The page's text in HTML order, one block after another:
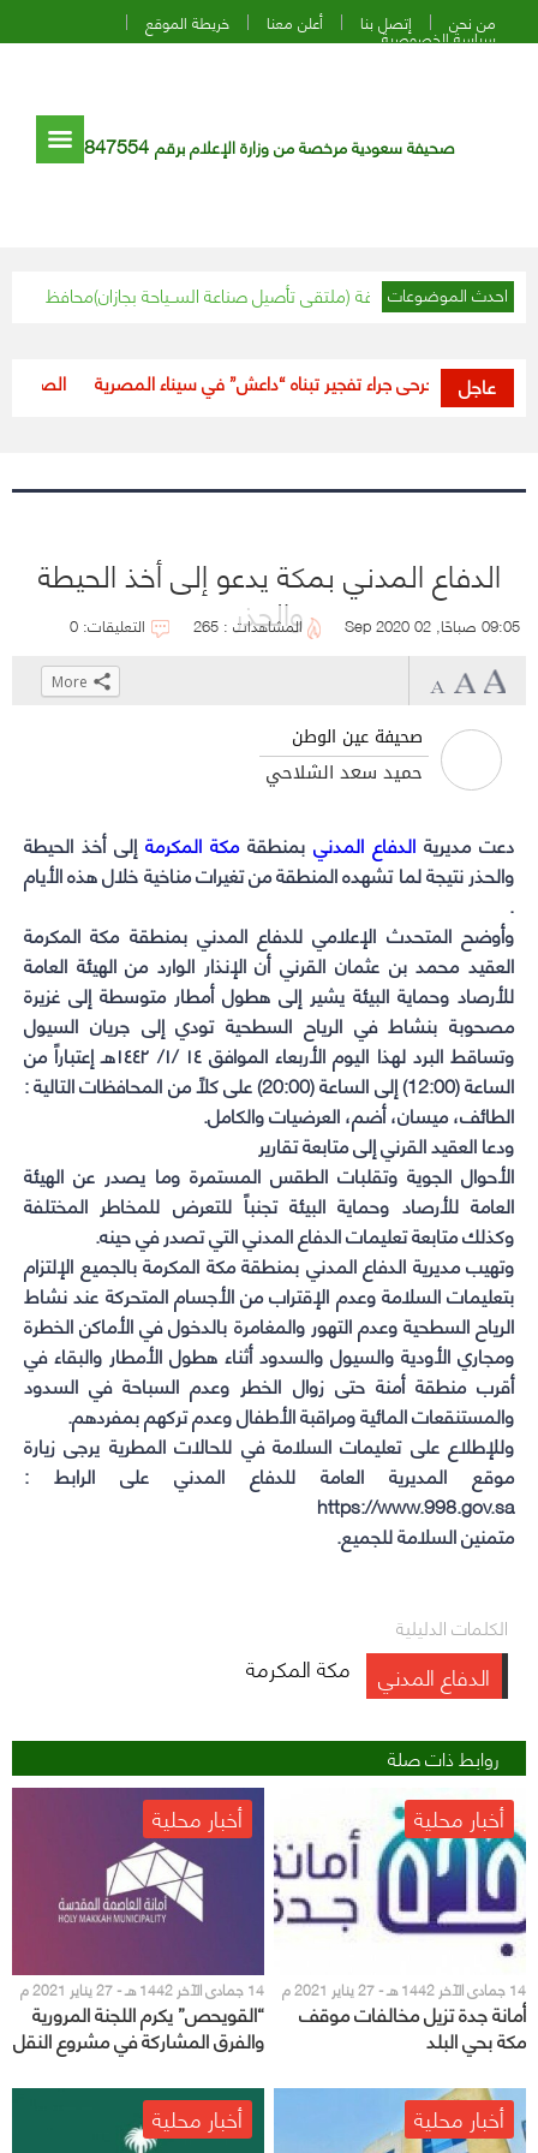
من نحن إتصل بنا أعلن معنا خريطة الموقع
سياسة الخصوصية
صحيفة سعودية مرخصة من وزارة الإعلام برقم 847554
احدث الموضوعات
يدشن انطلاقة (ملتقى تأصيل صناعة الســياحة بجازان)محافظ القريات
عاجل “الصحة”: خلال 24 ساعة.. تعافي (188) حالة من فيروس كورونا قتيل و3 جرحى جراء تفجير تبناه “داعش” في سيناء المصرية
الدفاع المدني بمكة يدعو إلى أخذ الحيطة
والحذر 09:05 صباحًا, 02 Sep 2020 المشاهدات : 265 التعليقات: 0
صحيفة عين الوطن
حميد سعد الشلاحي
دعت مديرية الدفاع المدني بمنطقةمكة المكرمة إلى أخذ الحيطة
والحذر نتيجة لما تشهده المنطقة من تغيرات مناخية خلال هذه الأيام
.
‏‎وأوضح المتحدث الإعلامي للدفاع المدني بمنطقة مكة المكرمة
العقيد محمد بن عثمان القرني أن الإنذار الوارد من الهيئة العامة
للأرصاد وحماية البيئة يشير إلى هطول أمطار متوسطة إلى غزيرة
مصحوبة بنشاط في الرياح السطحية تودي إلى جريان السيول
وتساقط البرد لهذا اليوم الأربعاء الموافق ١٤ /١/ ١٤٤٢هـ إعتباراً من
الساعة (12:00) إلى الساعة (20:00) على كلاً من المحافظات التالية :
الطائف، ميسان، أضم، العرضيات والكامل.
ودعا العقيد القرني إلى متابعة تقارير
‏‎الأحوال الجوية وتقلبات الطقس المستمرة وما يصدر عن الهيئة
العامة للأرصاد وحماية البيئة تجنباً للتعرض للمخاطر المختلفة
وكذلك متابعة تعليمات الدفاع المدني التي تصدر في حينه.
وتهيب مديرية الدفاع المدني بمنطقة مكة المكرمة بالجميع الإلتزام
بتعليمات السلامة وعدم الإقتراب من الأجسام المتحركة عند نشاط
الرياح السطحية وعدم التهور والمغامرة بالدخول في الأماكن الخطرة
ومجاري الأودية والسيول والسدود أثناء هطول الأمطار والبقاء في
أقرب منطقة أمنة حتى زوال الخطر وعدم السباحة في السدود
والمستنقعات المائية ومراقبة الأطفال وعدم تركهم بمفردهم.
وللإطلاع على تعليمات السلامة في للحالات المطرية يرجى زيارة
موقع المديرية العامة للدفاع المدني على الرابط :
https://www.998.gov.sa
متمنين السلامة للجميع.
(Opens
in
window)
(Opens
in
window)
(Opens
in
window)
Click
(Opens
in
window)
More
الكلمات الدليلية
الدفاع المدني مكة المكرمة
روابط ذات صلة
أخبار محلية
14 جمادى الآخر 1442 هـ - 27 يناير 2021 م
أمانة جدة تزيل مخالفات موقف
مكة بحي البلد
أخبار محلية
14 جمادى الآخر 1442 هـ - 27 يناير 2021 م
“القويحص” يكرم اللجنة المرورية
والفرق المشاركة في مشروع النقل
أخبار محلية أخبار محلية